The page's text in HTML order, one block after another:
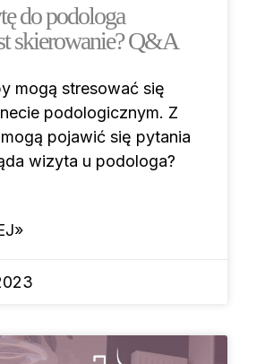
do podologa
skierowanie? Q&A
mogą stresować się
podologicznym. Z
pojawić się pytania
wizyta u podologa?